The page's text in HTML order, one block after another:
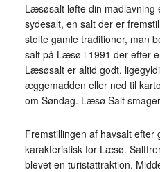
Læsøsalt løfte din
sydesalt, en salt der er
stolte gamle traditioner, man
salt på Læsø i 1991 der efter
Læsøsalt er altid godt,
æggemadden eller ned til
om Søndag. Læsø Salt
Fremstillingen af havsalt efter
karakteristisk for Læsø.
blevet en turistattraktion.